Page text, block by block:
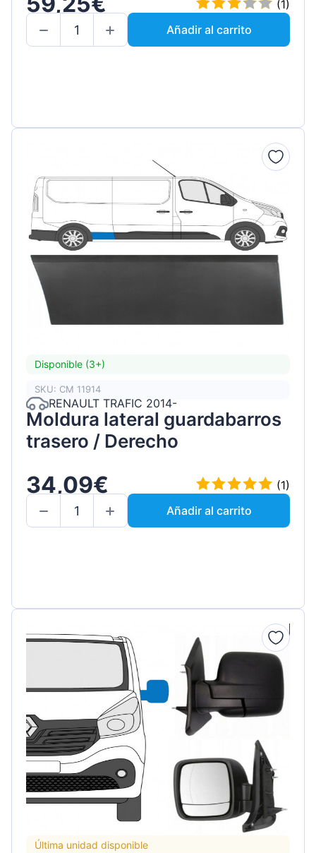
(1)
Añadir al carrito
Disponible (3+)
SKU: CM 11914
RENAULT TRAFIC 2014-
Moldura lateral guardabarros
trasero / Derecho
34,09€
(1)
Añadir al carrito
Última unidad disponible